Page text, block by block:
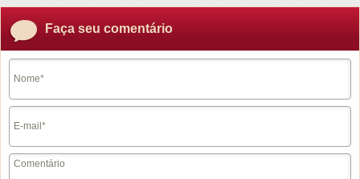
Faça seu comentário